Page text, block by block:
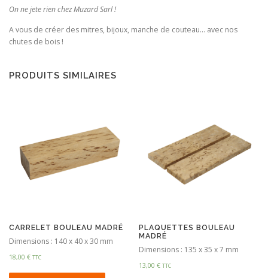
On ne jete rien chez Muzard Sarl !
A vous de créer des mitres, bijoux, manche de couteau… avec nos
chutes de bois !
PRODUITS SIMILAIRES
CARRELET BOULEAU MADRÉ
Dimensions : 140 x 40 x 30 mm
18,00 € TTC
PLAQUETTES BOULEAU
MADRÉ
Dimensions : 135 x 35 x 7 mm
13,00€ TTC